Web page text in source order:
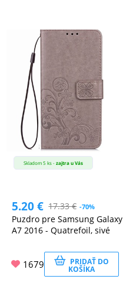
Skladom 5 ks -zajtra u Vás
5.20€ 17.33€ -70%
Puzdro pre Samsung Galaxy
A7 2016 - Quatrefoil, sivé
1679 PRIDAŤ DO
KOŠÍKA